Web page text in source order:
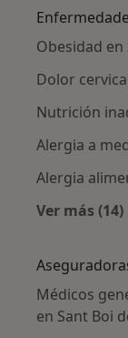
Obesidad
Dolor
Nutrición
Alergia a
Alergia
Ver más (14)
Médicos
en Sant Boi